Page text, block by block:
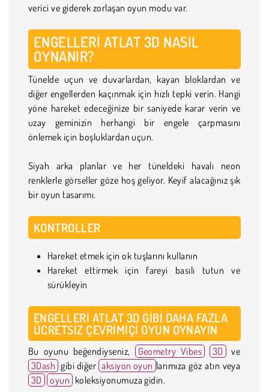
verici ve giderek zorlaşan oyun modu var.
ENGELLERI ATLAT 3D NASIL
OYNANIR?
Tünelde uçun ve duvarlardan, kayan bloklardan ve
diğer engellerden kaçınmak için hızlı tepki verin. Hangi
yöne hareket edeceğinize bir saniyede karar verin ve
uzay geminizin herhangi bir engele çarpmasını
önlemek için boşluklardan uçun.
Siyah arka planlar ve her tüneldeki havalı neon
renklerle görseller göze hoş geliyor. Keyif alacağınız şık
bir oyun tasarımı.
KONTROLLER
Hareket etmek için ok tuşlarını kullanın
Hareket ettirmek için fareyi basılı tutun ve
sürükleyin
ENGELLERI ATLAT 3D GIBI DAHA FAZLA
ÜCRETSIZ ÇEVRIMIÇI OYUN OYNAYIN
Bu oyunu beğendiyseniz, Geometry Vibes 3D ve
3Dash gibi diğer aksiyon oyun larımıza göz atın veya
3D
oyun koleksiyonumuza gidin.